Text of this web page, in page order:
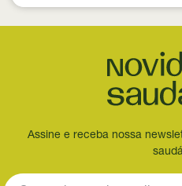
Assine e receba nossa